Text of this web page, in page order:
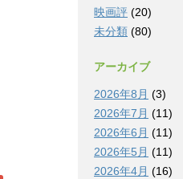
映画評 (20)
未分類 (80)
アーカイブ
2026年8月 (3)
2026年7月 (11)
2026年6月 (11)
2026年5月 (11)
2026年4月 (16)